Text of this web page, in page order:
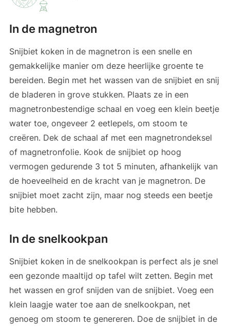
In de magnetron
Snijbiet koken in de magnetron is een snelle en
gemakkelijke manier om deze heerlijke groente te
bereiden. Begin met het wassen van de snijbiet en snij
de bladeren in grove stukken. Plaats ze in een
magnetronbestendige schaal en voeg een klein beetje
water toe, ongeveer 2 eetlepels, om stoom te
creëren. Dek de schaal af met een magnetrondeksel
of magnetronfolie. Kook de snijbiet op hoog
vermogen gedurende 3 tot 5 minuten, afhankelijk van
de hoeveelheid en de kracht van je magnetron. De
snijbiet moet zacht zijn, maar nog steeds een beetje
bite hebben.
In de snelkookpan
Snijbiet koken in de snelkookpan is perfect als je snel
een gezonde maaltijd op tafel wilt zetten. Begin met
het wassen en grof snijden van de snijbiet. Voeg een
klein laagje water toe aan de snelkookpan, net
genoeg om stoom te genereren. Doe de snijbiet in de